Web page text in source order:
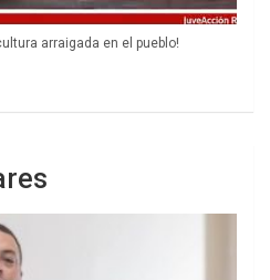
arraigada en el pueblo!